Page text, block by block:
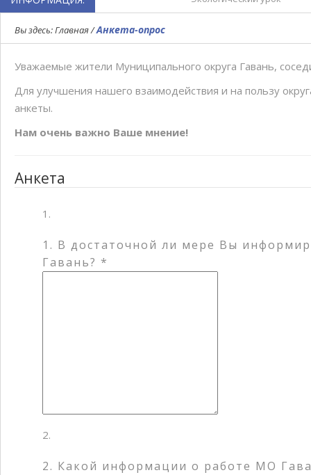
Вы здесь:Главная/Анкета-опрос
Уважаемые жители Муниципального округа Гавань,
Для улучшения нашего взаимодействия и на пользу
анкеты.
Нам очень важно Ваше мнение!
Анкета
1. В достаточной ли мере Вы
Гавань? *
2. Какой информации о работе МО